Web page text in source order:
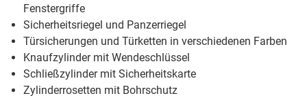
Fenstergriffe
Sicherheitsriegel und Panzerriegel
Türsicherungen und Türketten in verschiedenen Farben
Knaufzylinder mit Wendeschlüssel
Schließzylinder mit Sicherheitskarte
Zylinderrosetten mit Bohrschutz